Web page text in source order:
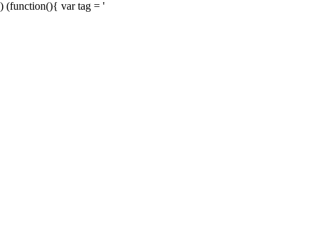
) (function(){ var tag = '